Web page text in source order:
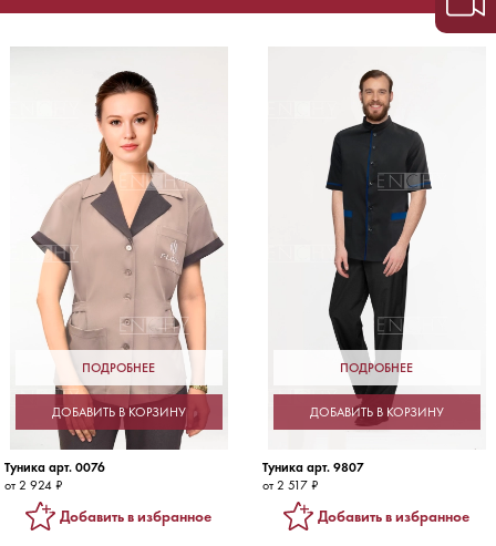
ПОДРОБНЕЕ
ДОБАВИТЬ В КОРЗИНУ
Туника арт. 0076
от 2 924 ₽
Добавить в избранное
ПОДРОБНЕЕ
ДОБАВИТЬ В КОРЗИНУ
Туника арт. 9807
от 2 517 ₽
Добавить в избранное